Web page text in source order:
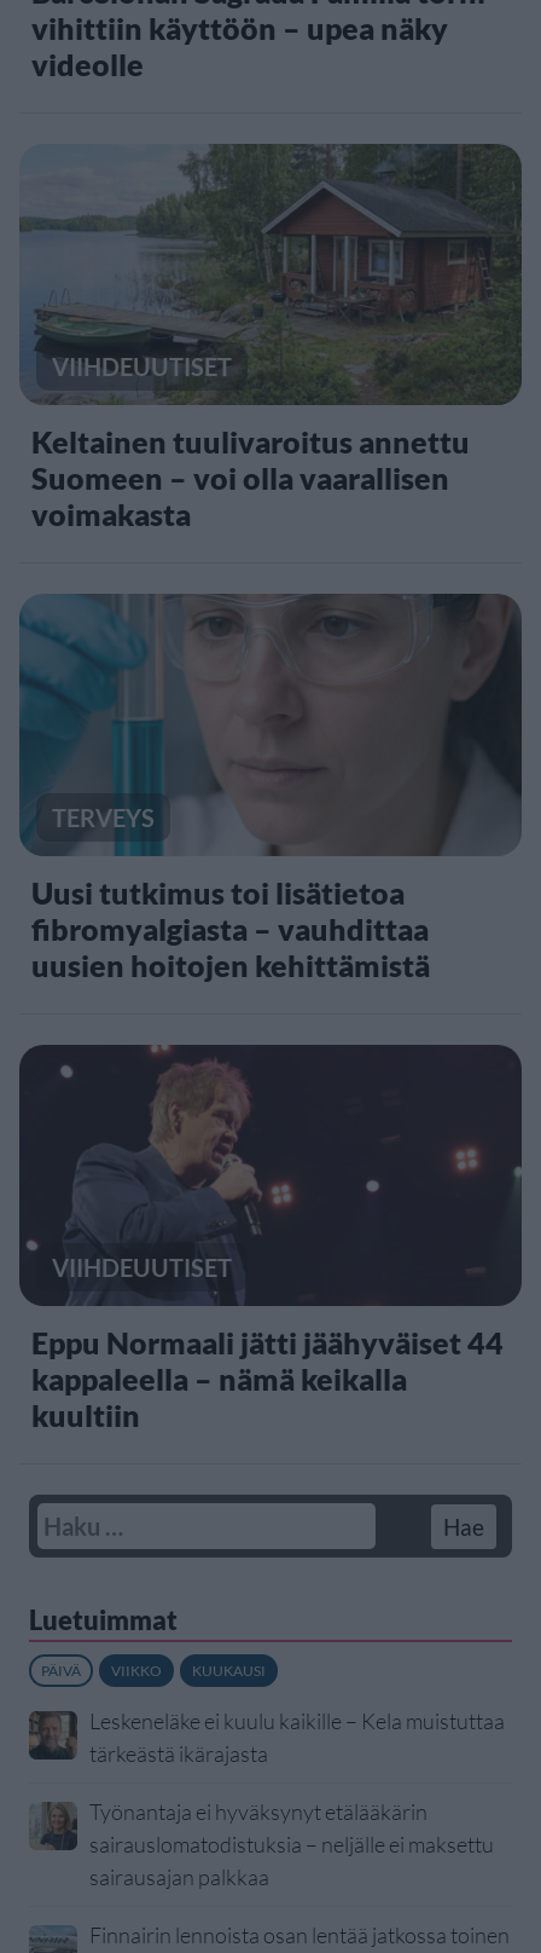
vihittiin käyttöön – upea näky
videolle
VIIHDEUUTISET
Keltainen tuulivaroitus annettu
Suomeen – voi olla vaarallisen
voimakasta
TERVEYS
Uusi tutkimus toi lisätietoa
fibromyalgiasta – vauhdittaa
uusien hoitojen kehittämistä
VIIHDEUUTISET
Eppu Normaali jätti jäähyväiset 44
kappaleella – nämä keikalla
kuultiin
Luetuimmat
PÄIVÄ VIIKKO KUUKAUSI
Leskeneläke ei kuulu kaikille – Kela muistuttaa
tärkeästä ikärajasta
Työnantaja ei hyväksynyt etälääkärin
sairauslomatodistuksia – neljälle ei maksettu
sairausajan palkkaa
Finnairin lennoista osan lentää jatkossa toinen